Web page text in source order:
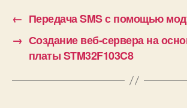
← Передача SMS с помощью
→ Создание веб-сервера на
платы STM32F103C8